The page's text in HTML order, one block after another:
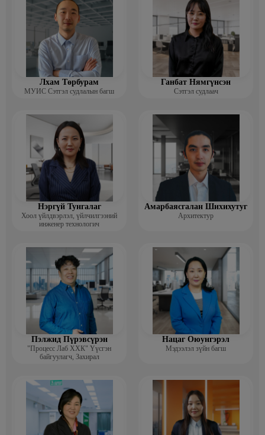
Лхам Төрбурам
МУИС Сэтгэл судлалын багш
Ганбат Нямгүнсэн
Сэтгэл судлаач
Нэргүй Тунгалаг
Хоол үйлдвэрлэл, үйлчилгээний
инженер технологич
Амарбаясгалан Шихихутуг
Архитектур
Пэлжид Пүрэвсүрэн
"Процесс Лаб ХХК" Үүсгэн
байгуулагч, Захирал
Нацаг Оюунгэрэл
Мэдээлэл зүйн багш